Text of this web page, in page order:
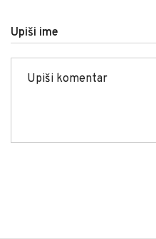
Upiši ime